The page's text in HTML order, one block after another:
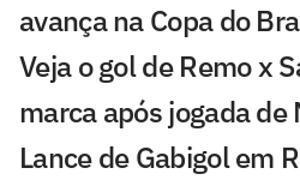
avança na Copa do
Veja o gol de Remo x
marca após jogada de
Lance de Gabigol em